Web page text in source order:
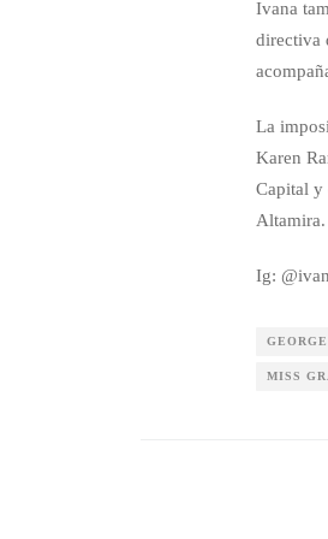
Ivana
directiva
La
Karen
Capital y
Altamira.
Ig:
MISS